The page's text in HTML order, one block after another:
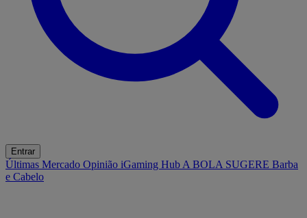
Entrar
Últimas Mercado Opinião iGaming Hub A BOLA SUGERE Barba
e Cabelo